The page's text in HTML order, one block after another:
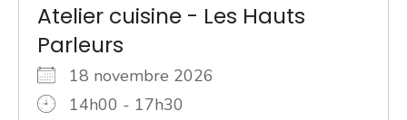
Atelier cuisine - Les Hauts
Parleurs
18 novembre 2026
14h00 - 17h30